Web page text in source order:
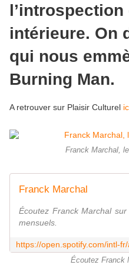
l’introspection
intérieure. On
qui nous
Burning Man.
A retrouver sur Plaisir Culturel
Franck Marchal,
Franck Marchal
Écoutez Franck Marchal
mensuels.
Écoutez Franck